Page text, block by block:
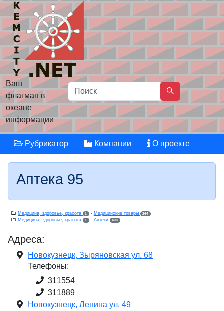
Ваш
флагман в
океане
информации
Рубрикатор Компании О проекте
Аптека 95
Медицина, здоровье, красота 1 - Медицинские товары 264
Медицина, здоровье, красота 1 - Аптеки 400
Адреса:
Новокузнецк, Зыряновская ул. 68
Телефоны:
311554
311889
Новокузнецк, Ленина ул. 49